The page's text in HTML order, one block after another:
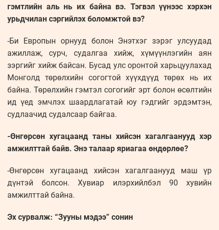
гэмтлийн аль нь их байна вэ. Тэгвэл үүнээс хэрхэн
урьдчилан сэргийлэх боломжтой вэ?
-Би Европын орнууд болон Энэтхэг зэрэг улсуудад
ажиллаж, сурч, судалгаа хийж, хүмүүнлэгийн аян
зэргийг хийж байсан. Бусад улс оронтой харьцуулахад
Монголд төрөлхийн согогтой хүүхдүүд төрөх нь их
байна. Төрөлхийн гэмтэл согогийг эрт болон өсөлтийн
ид үед эмчлэх шаардлагатай юу гэдгийг эрдэмтэн,
судлаачид судалсаар байгаа.
-Өнгөрсөн хугацаанд таны хийсэн хагалгаанууд хэр
амжилттай байв. Энэ талаар яриагаа өндөрлөе?
-Өнгөрсөн хугацаанд хийсэн хагалгаанууд маш үр
дүнтэй болсон. Хувиар илэрхийлбэл 90 хувийн
амжилттай байна.
Эх сурвалж: “Зууны мэдээ” сонин